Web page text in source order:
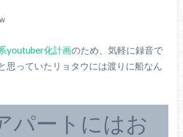
youtuber化計画のため、気軽に録音で
思っていたリョタウには渡りに船なん
パートにはお